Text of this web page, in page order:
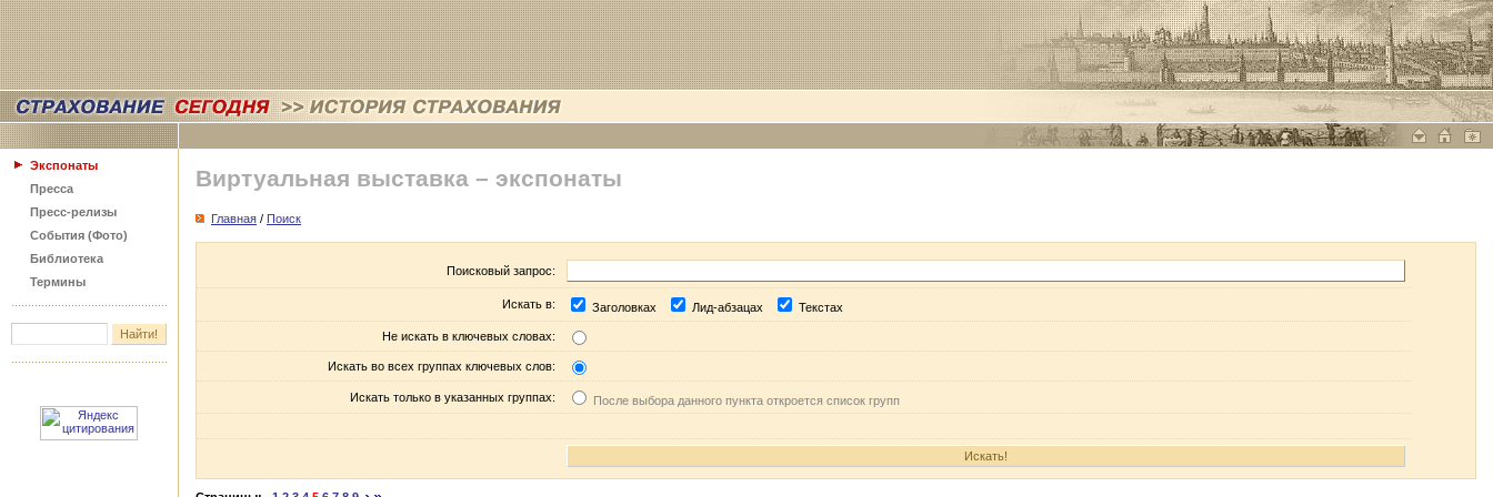
Экспонаты
Пресса
Пресс-релизы
События (Фото)
Библиотека
Термины
Виртуальная выставка – экспонаты
Главная / Поиск
Поисковый запрос:
Искать в: Заголовках Лид-абзацах Текстах
Не искать в ключевых словах:
Искать во всех группах ключевых слов:
Искать только в указанных группах: После выбора данного пункта откроется список групп